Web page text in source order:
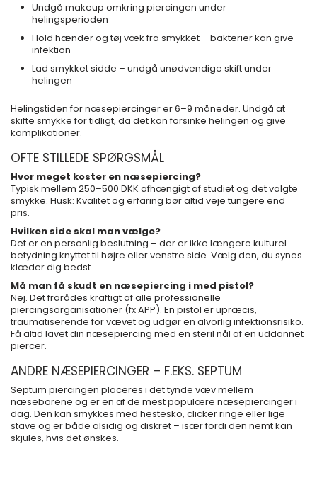
Undgå makeup omkring piercingen under
helingsperioden
Hold hænder og tøj væk fra smykket – bakterier kan give
infektion
Lad smykket sidde – undgå unødvendige skift under
helingen
Helingstiden for næsepiercinger er 6–9 måneder. Undgå at
skifte smykke for tidligt, da det kan forsinke helingen og give
komplikationer.
OFTE STILLEDE SPØRGSMÅL
Hvor meget koster en næsepiercing?
Typisk mellem 250–500 DKK afhængigt af studiet og det valgte
smykke. Husk: Kvalitet og erfaring bør altid veje tungere end
pris.
Hvilken side skal man vælge?
Det er en personlig beslutning – der er ikke længere kulturel
betydning knyttet til højre eller venstre side. Vælg den, du synes
klæder dig bedst.
Må man få skudt en næsepiercing i med pistol?
Nej. Det frarådes kraftigt af alle professionelle
piercingsorganisationer (fx APP). En pistol er upræcis,
traumatiserende for vævet og udgør en alvorlig infektionsrisiko.
Få altid lavet din næsepiercing med en steril nål af en uddannet
piercer.
ANDRE NÆSEPIERCINGER – F.EKS. SEPTUM
Septum piercingen placeres i det tynde væv mellem
næseborene og er en af de mest populære næsepiercinger i
dag. Den kan smykkes med hestesko, clicker ringe eller lige
stave og er både alsidig og diskret – især fordi den nemt kan
skjules, hvis det ønskes.